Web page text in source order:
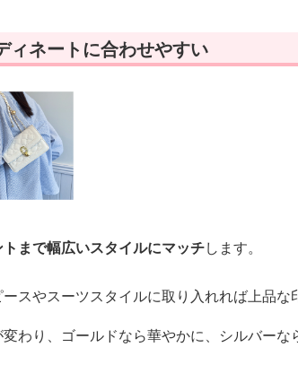
ィネートに合わせやすい
まで幅広いスタイルにマッチします。
スやスーツスタイルに取り入れれば上品な
わり、ゴールドなら華やかに、シルバーな